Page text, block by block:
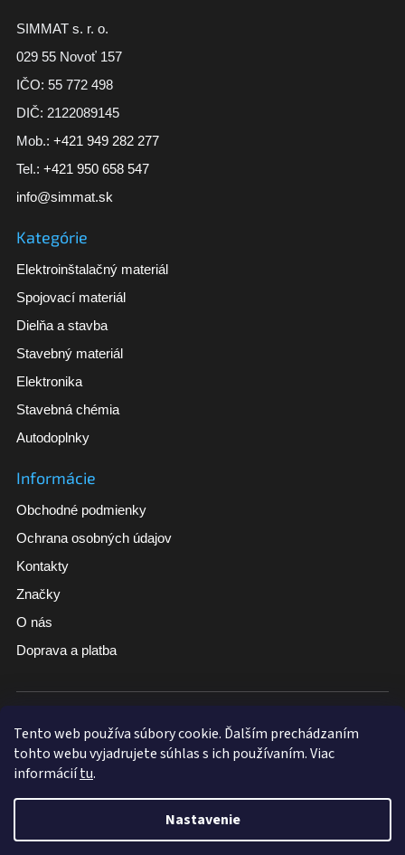
Tento web používa súbory cookie. Ďalším prechádzaním
tohto webu vyjadrujete súhlas s ich používaním. Viac
informáciítu.
Nastavenie
SIMMAT s. r. o.
029 55 Novoť 157
IČO: 55 772 498
DIČ: 2122089145
Mob.: +421 949 282 277
Tel.: +421 950 658 547
info@simmat.sk
Kategórie
Elektroinštalačný materiál
Spojovací materiál
Dielňa a stavba
Stavebný materiál
Elektronika
Stavebná chémia
Autodoplnky
Informácie
Obchodné podmienky
Ochrana osobných údajov
Kontakty
Značky
O nás
Doprava a platba
Široký sortiment Tovar skladom pri vybraných produktoch
Doručenie zdarma nad 100 €
Vytvoril Shoptet